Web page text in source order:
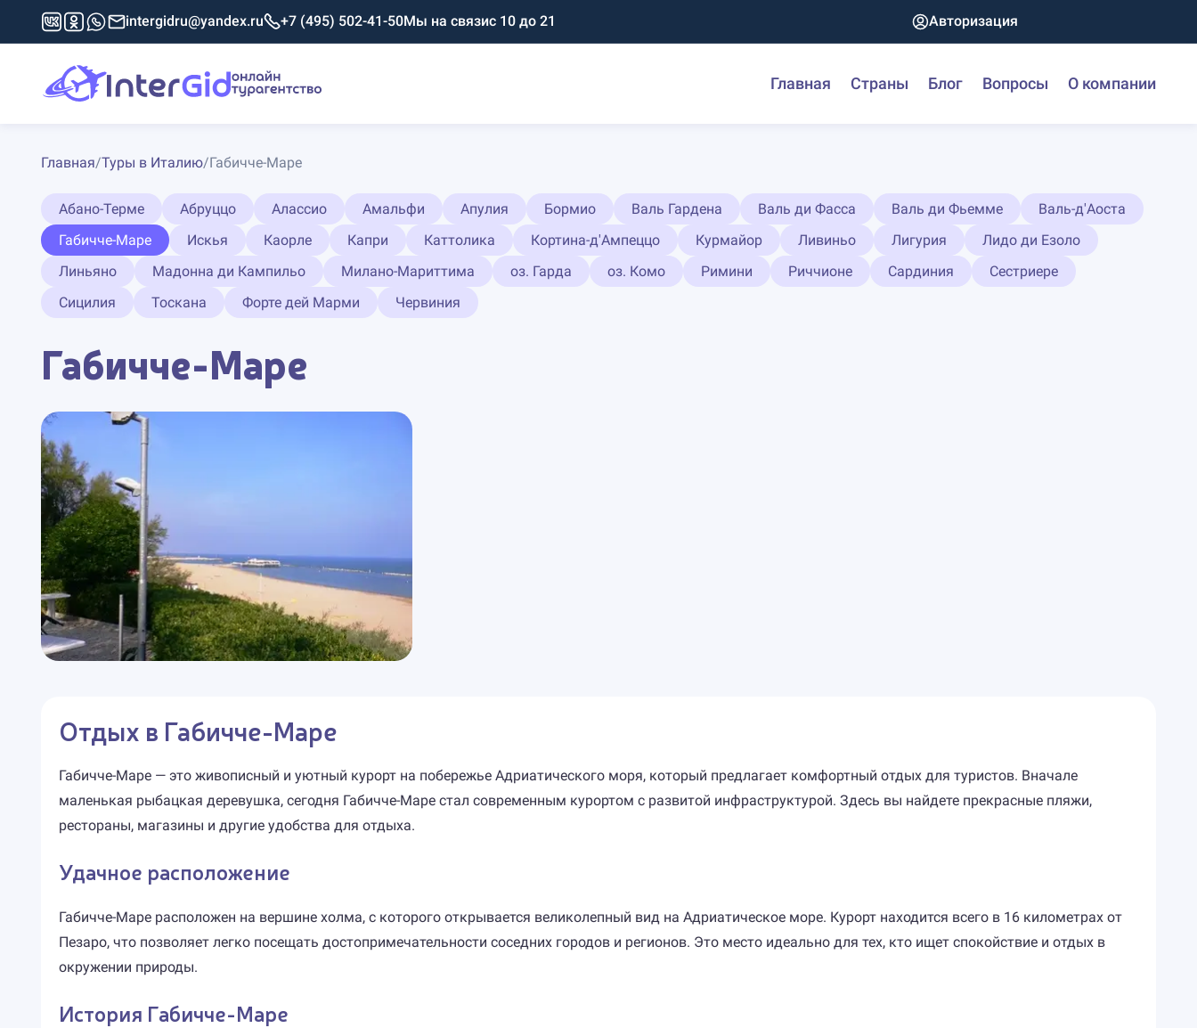
intergidru@yandex.ru +7 (495) 502-41-50Мы на связис 10 до 21 Авторизация
Главная Страны Блог Вопросы О компании
Главная/Туры в Италию/Габичче-Маре
Абано-Терме Абруццо Алассио Амальфи Апулия Бормио Валь Гардена Валь ди Фасса Валь ди Фьемме
Валь-д'Аоста
Габичче-Маре
Искья Каорле Капри Каттолика Кортина-д'Ампеццо Курмайор Ливиньо Лигурия
Лидо ди Езоло
Линьяно
Мадонна ди Кампильо Милано-Мариттима оз. Гарда оз. Комо Римини Риччионе Сардиния
Сестриере
Сицилия
Тоскана Форте дей Марми Червиния
Габичче-Маре
Отдых в Габичче-Маре
Габичче-Маре — это живописный и уютный курорт на побережье Адриатического моря, который предлагает комфортный отдых для туристов. Вначале
маленькая рыбацкая деревушка, сегодня Габичче-Маре стал современным курортом с развитой инфраструктурой. Здесь вы найдете прекрасные пляжи,
рестораны, магазины и другие удобства для отдыха.
Удачное расположение
Габичче-Маре расположен на вершине холма, с которого открывается великолепный вид на Адриатическое море. Курорт находится всего в 16 километрах от
Пезаро, что позволяет легко посещать достопримечательности соседних городов и регионов. Это место идеально для тех, кто ищет спокойствие и отдых в
окружении природы.
История Габичче-Маре